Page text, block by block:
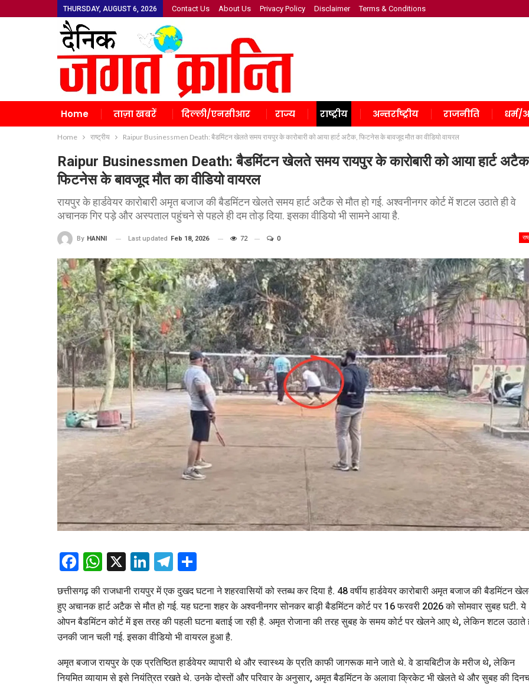
THURSDAY, AUGUST 6, 2026 Contact Us About Us Privacy Policy Disclaimer Terms & Conditions
Home ताज़ा खबरें दिल्ली/एनसीआर राज्य राष्ट्रीय अन्तर्राष्ट्रीय राजनीति धर्म/
Home राष्ट्रीय Raipur Businessmen Death: बैडमिंटन खेलते समय रायपुर के कारोबारी को आया हार्ट अटैक, फिटनेस के बावजूद मौत का वीडियो वायरल
Raipur Businessmen Death: बैडमिंटन खेलते समय रायपुर के कारोबारी को आया हार्ट
फिटनेस के बावजूद मौत का वीडियो वायरल
रायपुर के हार्डवेयर कारोबारी अमृत बजाज की बैडमिंटन खेलते समय हार्ट अटैक से मौत हो गई. अश्वनीनगर कोर्ट में शटल उठाते ही वे
अचानक गिर पड़े और अस्पताल पहुंचने से पहले ही दम तोड़ दिया. इसका वीडियो भी सामने आया है.
By HANNI Last updated Feb 18, 2026 72 0
Facebook
WhatsApp
X LinkedIn
Telegram
छत्तीसगढ़ की राजधानी रायपुर में एक दुखद घटना ने शहरवासियों को स्तब्ध कर दिया है. 48 वर्षीय हार्डवेयर कारोबारी अमृत बजाज की बैडमिंटन
हुए अचानक हार्ट अटैक से मौत हो गई. यह घटना शहर के अश्वनीनगर सोनकर बाड़ी बैडमिंटन कोर्ट पर 16 फरवरी 2026 को सोमवार सुबह घटी. ये
ओपन बैडमिंटन कोर्ट में इस तरह की पहली घटना बताई जा रही है. अमृत रोजाना की तरह सुबह के समय कोर्ट पर खेलने आए थे, लेकिन शटल उठाते
उनकी जान चली गई. इसका वीडियो भी वायरल हुआ है.
अमृत बजाज रायपुर के एक प्रतिष्ठित हार्डवेयर व्यापारी थे और स्वास्थ्य के प्रति काफी जागरूक माने जाते थे. वे डायबिटीज के मरीज थे, लेकिन
नियमित व्यायाम से इसे नियंत्रित रखते थे. उनके दोस्तों और परिवार के अनुसार, अमृत बैडमिंटन के अलावा क्रिकेट भी खेलते थे और सुबह की